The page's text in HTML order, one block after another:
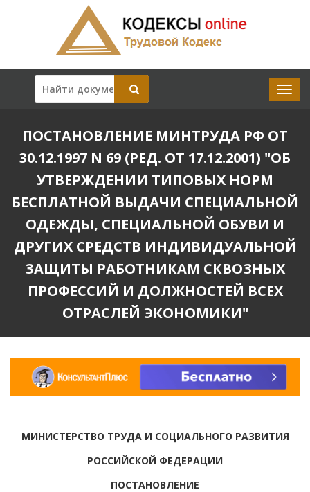
ПОСТАНОВЛЕНИЕ МИНТРУДА РФ ОТ
30.12.1997 N 69 (РЕД. ОТ 17.12.2001) "ОБ
УТВЕРЖДЕНИИ ТИПОВЫХ НОРМ
БЕСПЛАТНОЙ ВЫДАЧИ СПЕЦИАЛЬНОЙ
ОДЕЖДЫ, СПЕЦИАЛЬНОЙ ОБУВИ И
ДРУГИХ СРЕДСТВ ИНДИВИДУАЛЬНОЙ
ЗАЩИТЫ РАБОТНИКАМ СКВОЗНЫХ
ПРОФЕССИЙ И ДОЛЖНОСТЕЙ ВСЕХ
ОТРАСЛЕЙ ЭКОНОМИКИ"
МИНИСТЕРСТВО ТРУДА И СОЦИАЛЬНОГО РАЗВИТИЯ
РОССИЙСКОЙ ФЕДЕРАЦИИ
ПОСТАНОВЛЕНИЕ